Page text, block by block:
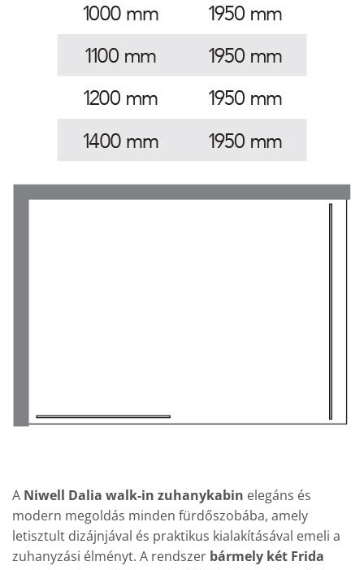
A Niwell Dalia walk-in zuhanykabin elegáns és
modern megoldás minden fürdőszobába, amely
letisztult dizájnjával és praktikus kialakításával emeli a
zuhanyzási élményt. A rendszer bármely két Frida